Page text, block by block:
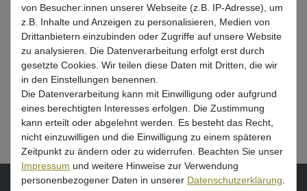
In den Warenkorb
Echolot Zubehör – Ausrüstung zum
Angeln mit Echolot
VORNAME NACHNAME
von Besucher:innen unserer Webseite (z.B. IP-Adresse), um
z.B. Inhalte und Anzeigen zu personalisieren, Medien von
Drittanbietern einzubinden oder Zugriffe auf unsere Website
zu analysieren. Die Datenverarbeitung erfolgt erst durch
gesetzte Cookies. Wir teilen diese Daten mit Dritten, die wir
in den Einstellungen benennen.
Die Datenverarbeitung kann mit Einwilligung oder aufgrund
eines berechtigten Interesses erfolgen. Die Zustimmung
kann erteilt oder abgelehnt werden. Es besteht das Recht,
nicht einzuwilligen und die Einwilligung zu einem späteren
Zeitpunkt zu ändern oder zu widerrufen. Beachten Sie unser
Impressum und weitere Hinweise zur Verwendung
personenbezogener Daten in unserer Daten­schutz­erklärung.